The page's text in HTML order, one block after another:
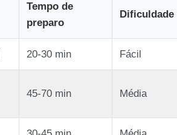
Tempo de
preparo
Dificuldade
20‑30 min Fácil
45‑70 min Média